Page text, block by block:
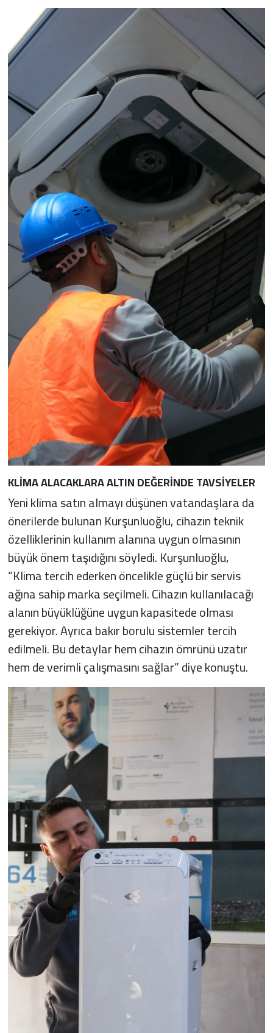
KLİMA ALACAKLARA ALTIN DEĞERİNDE TAVSİYELER
Yeni klima satın almayı düşünen vatandaşlara da
önerilerde bulunan Kurşunluoğlu, cihazın teknik
özelliklerinin kullanım alanına uygun olmasının
büyük önem taşıdığını söyledi. Kurşunluoğlu,
“Klima tercih ederken öncelikle güçlü bir servis
ağına sahip marka seçilmeli. Cihazın kullanılacağı
alanın büyüklüğüne uygun kapasitede olması
gerekiyor. Ayrıca bakır borulu sistemler tercih
edilmeli. Bu detaylar hem cihazın ömrünü uzatır
hem de verimli çalışmasını sağlar” diye konuştu.